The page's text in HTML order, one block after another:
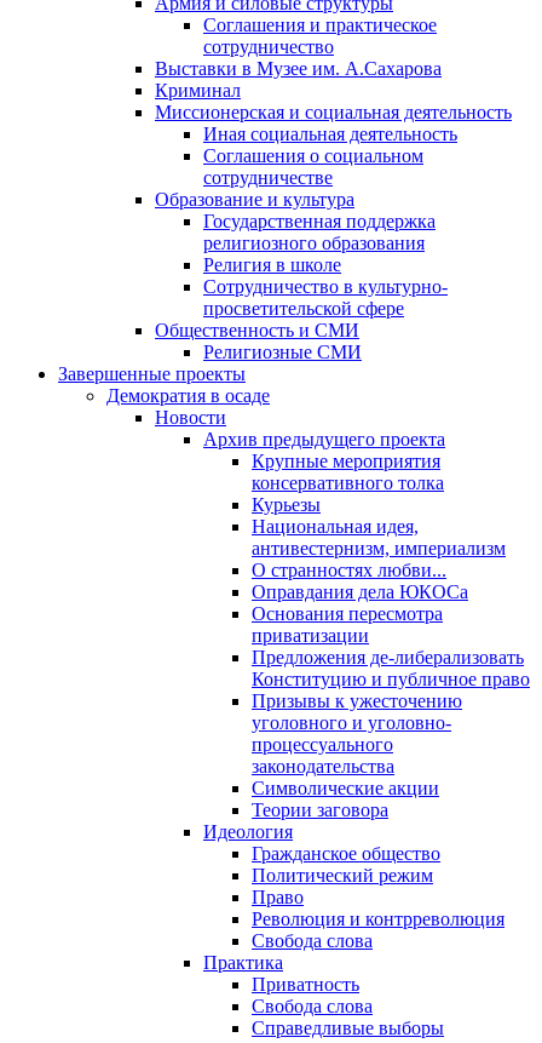
Соглашения и практическое
сотрудничество
Выставки в Музее им. А.Сахарова
Криминал
Миссионерская и социальная деятельность
Иная социальная деятельность
Соглашения о социальном
сотрудничестве
Образование и культура
Государственная поддержка
религиозного образования
Религия в школе
Сотрудничество в культурно-
просветительской сфере
Общественность и СМИ
Религиозные СМИ
Завершенные проекты
Демократия в осаде
Новости
Архив предыдущего проекта
Крупные мероприятия
консервативного толка
Курьезы
Национальная идея,
антивестернизм, империализм
О странностях любви...
Оправдания дела ЮКОСа
Основания пересмотра
приватизации
Предложения де-либерализовать
Конституцию и публичное право
Призывы к ужесточению
уголовного и уголовно-
процессуального
законодательства
Символические акции
Теории заговора
Идеология
Гражданское общество
Политический режим
Право
Революция и контрреволюция
Свобода слова
Практика
Приватность
Свобода слова
Справедливые выборы